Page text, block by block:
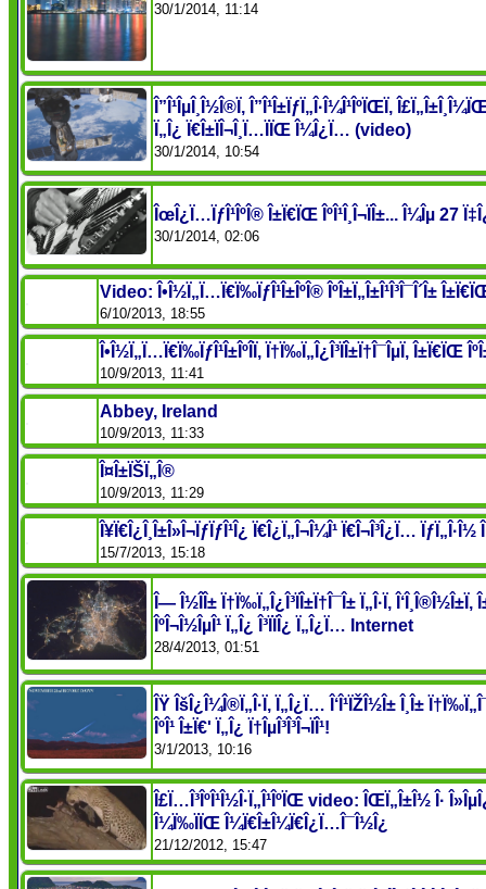
30/1/2014, 11:14
Î”Î¹ÎµÎ¸Î½Î®Ï‚ Î”Î¹Î±ÏƒÏ„Î·Î¼Î¹ÎºÏŒÏ‚
Ï„Î¿ Ï€Î±ÏÎ¬Î¸Ï…ÏÏŒ Î¼Î¿Ï… (video)
30/1/2014, 10:54
ÎœÎ¿Ï…ÏƒÎ¹ÎºÎ® Î±Ï€ÏŒ ÎºÎ¹Î¸Î¬ÏÎ±... Î¼Îµ 27
30/1/2014, 02:06
Video: Î•Î½Ï„Ï…Ï€Ï‰ÏƒÎ¹Î±ÎºÎ® ÎºÎ±Ï„Î±Î¹Î³Î¯Î´Î±
6/10/2013, 18:55
Î•Î½Ï„Ï…Ï€Ï‰ÏƒÎ¹Î±ÎºÎ­Ï‚ Ï†Ï‰Ï„Î¿Î³ÏÎ±Ï†Î¯ÎµÏ‚ Î±Ï€ÏŒ
10/9/2013, 11:41
Abbey, Ireland
10/9/2013, 11:33
Î¤Î±ÏŠÏ„Î®
10/9/2013, 11:29
Î¥Ï€Î¿Î¸Î±Î»Î¬ÏƒÏƒÎ¹Î¿ Ï€Î¿Ï„Î¬Î¼Î¹ Ï€Î¬Î³Î¿Ï… ÏƒÏ„Î·Î½
15/7/2013, 15:18
Î— Î½Î­Î± Ï†Ï‰Ï„Î¿Î³ÏÎ±Ï†Î¯Î± Ï„Î·Ï‚
ÎºÎ¬Î½ÎµÎ¹ Ï„Î¿ Î³ÏÏÎ¿ Ï„Î¿Ï… Internet
28/4/2013, 01:51
ÎŸ ÎšÎ¿Î¼Î®Ï„Î·Ï‚ Ï„Î¿Ï… Î‘Î¹ÏŽÎ½Î± Î¸Î±
ÎºÎ¹ Î±Ï€' Ï„Î¿ Ï†ÎµÎ³Î³Î¬ÏÎ¹!
3/1/2013, 10:16
Î£Ï…Î³ÎºÎ¹Î½Î·Ï„Î¹ÎºÏŒ video: ÎŒÏ„Î±Î½ Î·
Î¼Ï‰ÏÏŒ Î¼Ï€Î±Î¼Ï€Î¿Ï…Î¯Î½Î¿
21/12/2012, 15:47